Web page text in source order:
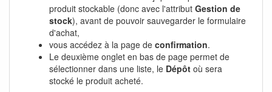
produit stockable (donc avec l'attribut Gestion de
stock), avant de pouvoir sauvegarder le formulaire
d'achat,
vous accédez à la page de confirmation.
Le deuxième onglet en bas de page permet de
sélectionner dans une liste, le Dépôt où sera
stocké le produit acheté.